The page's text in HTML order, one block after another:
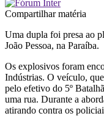
Compartilhar matéria
Uma dupla foi presa ao
João Pessoa, na Paraíba.
Os explosivos foram
Indústrias. O veículo,
pelo efetivo do 5º
uma rua. Durante a
atirando contra os